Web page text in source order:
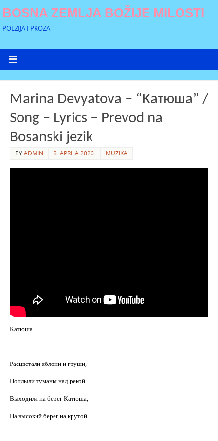
BOSNA ZEMLJA BOŽIJE MILOSTI
POEZIJA I PROZA
Marina Devyatova – “Катюша” /
Song – Lyrics – Prevod na
Bosanski jezik
BYADMIN 8. APRILA 2026. MUZIKA
Катюша
Расцветали яблони и груши,
Поплыли туманы над рекой.
Выходила на берег Катюша,
На высокий берег на крутой.